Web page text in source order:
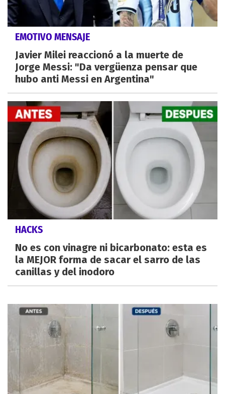
EMOTIVO MENSAJE
Javier Milei reaccionó a la muerte de
Jorge Messi: "Da vergüenza pensar que
hubo anti Messi en Argentina"
HACKS
No es con vinagre ni bicarbonato: esta es
la MEJOR forma de sacar el sarro de las
canillas y del inodoro